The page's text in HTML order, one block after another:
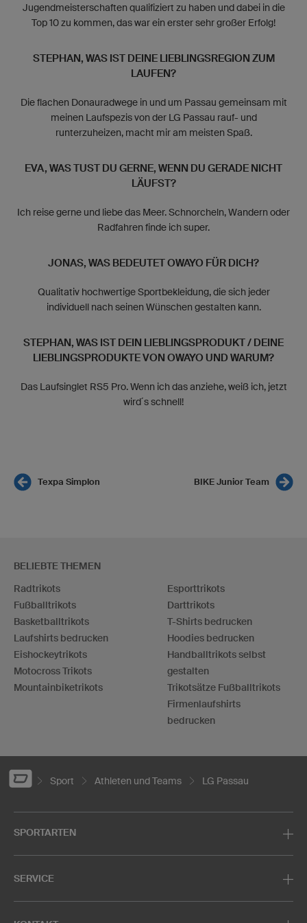
Jugendmeisterschaften qualifiziert zu haben und dabei in die
Top 10 zu kommen, das war ein erster sehr großer Erfolg!
STEPHAN, WAS IST DEINE LIEBLINGSREGION ZUM
LAUFEN?
Die flachen Donauradwege in und um Passau gemeinsam mit
meinen Laufspezis von der LG Passau rauf- und
runterzuheizen, macht mir am meisten Spaß.
EVA, WAS TUST DU GERNE, WENN DU GERADE NICHT
LÄUFST?
Ich reise gerne und liebe das Meer. Schnorcheln, Wandern oder
Radfahren finde ich super.
JONAS, WAS BEDEUTET OWAYO FÜR DICH?
Qualitativ hochwertige Sportbekleidung, die sich jeder
individuell nach seinen Wünschen gestalten kann.
STEPHAN, WAS IST DEIN LIEBLINGSPRODUKT / DEINE
LIEBLINGSPRODUKTE VON OWAYO UND WARUM?
Das Laufsinglet RS5 Pro. Wenn ich das anziehe, weiß ich, jetzt
wird´s schnell!
Texpa Simplon BIKE Junior Team
BELIEBTE THEMEN
Radtrikots
Fußballtrikots
Basketballtrikots
Laufshirts bedrucken
Eishockeytrikots
Motocross Trikots
Mountainbiketrikots
Esporttrikots
Darttrikots
T-Shirts bedrucken
Hoodies bedrucken
Handballtrikots selbst
gestalten
Trikotsätze Fußballtrikots
Firmenlaufshirts
bedrucken
Sport Athleten und Teams LG Passau
SPORTARTEN
SERVICE